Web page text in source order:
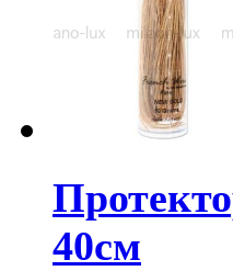
40см